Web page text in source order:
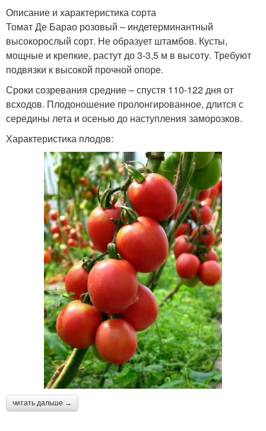
Описание и характеристика сорта
Томат Де Барао розовый – индетерминантный
высокорослый сорт. Не образует штамбов. Кусты,
мощные и крепкие, растут до 3-3,5 м в высоту. Требуют
подвязки к высокой прочной опоре.
Сроки созревания средние – спустя 110-122 дня от
всходов. Плодоношение пролонгированное, длится с
середины лета и осенью до наступления заморозков.
Характеристика плодов:
читать дальше →